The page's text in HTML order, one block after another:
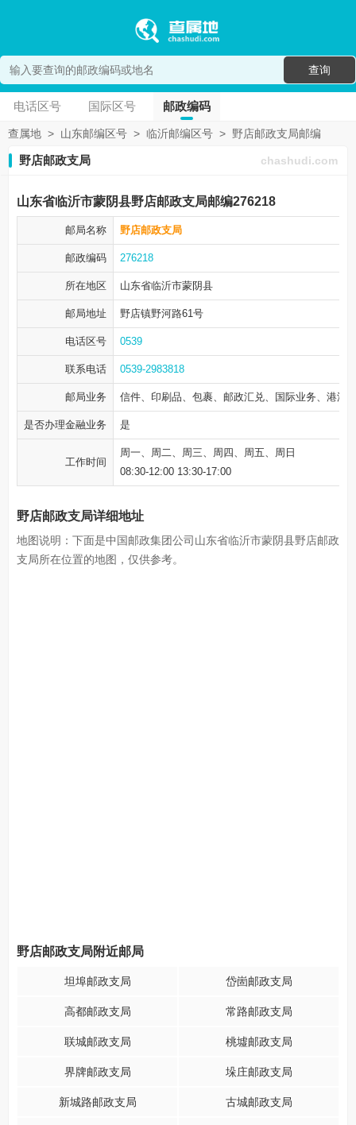
查询
电话区号 国际区号 邮政编码
查属地 > 山东邮编区号 > 临沂邮编区号 > 野店邮政支局邮编
野店邮政支局 chashudi.com
山东省临沂市蒙阴县野店邮政支局邮编276218
邮局名称 野店邮政支局
邮政编码 276218
所在地区 山东省临沂市蒙阴县
邮局地址 野店镇野河路61号
电话区号 0539
联系电话 0539-2983818
邮局业务 信件、印刷品、包裹、邮政汇兑、国际业务、港澳
是否办理金融业务 是
工作时间
周一、周二、周三、周四、周五、周日
08:30-12:00 13:30-17:00
野店邮政支局详细地址
地图说明：下面是中国邮政集团公司山东省临沂市蒙阴县野店邮政
支局所在位置的地图，仅供参考。
野店邮政支局附近邮局
坦埠邮政支局 岱崮邮政支局
高都邮政支局 常路邮政支局
联城邮政支局 桃墟邮政支局
界牌邮政支局 垛庄邮政支局
新城路邮政支局 古城邮政支局